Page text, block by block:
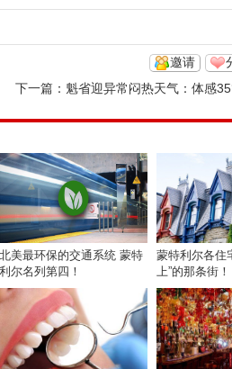
邀请
下一篇： 魁省迎异常闷热天气：体感
北美最环保的交通系统 蒙特
利尔名列第四！
蒙特利尔各住
上”的那条街！